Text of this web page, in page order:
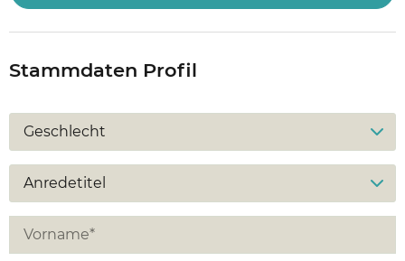
Stammdaten Profil
Geschlecht
Anredetitel